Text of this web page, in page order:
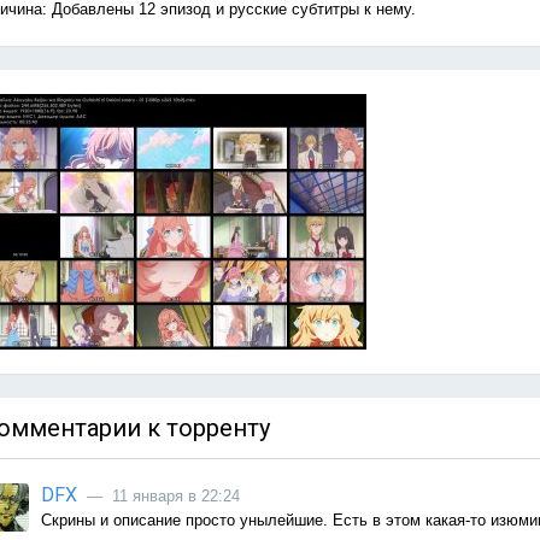
Добавлены 12 эпизод и русские субтитры к нему.
к торренту
DFX — 11 января в 22:24
Скрины и описание просто унылейшие. Есть в этом какая-то